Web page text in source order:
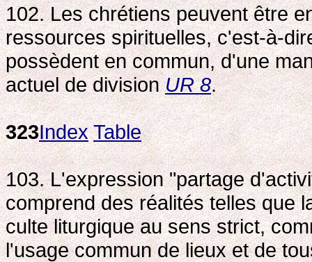
102. Les chrétiens peuvent être
ressources spirituelles, c'est-à-
possèdent en commun, d'une
actuel de divisionUR 8.
323Index Table
103. L'expression "partage
comprend des réalités telles que
culte liturgique au sens strict,
l'usage commun de lieux et de